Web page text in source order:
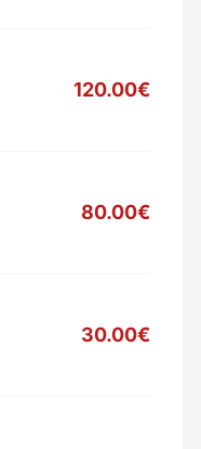
120.00€
80.00€
30.00€